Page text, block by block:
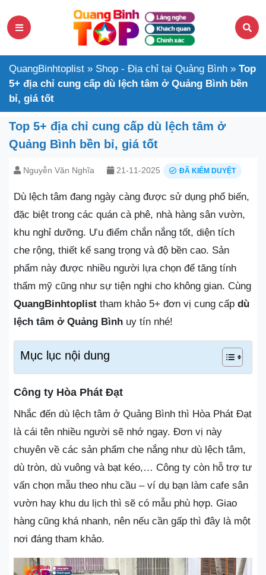
QuangBinhtoplist » Shop - Địa chỉ tại Quảng Bình » Top
5+ địa chỉ cung cấp dù lệch tâm ở Quảng Bình bền
bỉ, giá tốt
Top 5+ địa chỉ cung cấp dù lệch tâm ở
Quảng Bình bền bỉ, giá tốt
Nguyễn Văn Nghĩa 21-11-2025 ĐÃ KIỂM DUYỆT
Dù lệch tâm đang ngày càng được sử dụng phổ biến,
đặc biệt trong các quán cà phê, nhà hàng sân vườn,
khu nghỉ dưỡng. Ưu điểm chắn nắng tốt, diện tích
che rộng, thiết kế sang trọng và độ bền cao. Sản
phẩm này được nhiều người lựa chọn để tăng tính
thẩm mỹ cũng như sự tiện nghi cho không gian. Cùng
QuangBinhtoplist tham khảo 5+ đơn vị cung cấp dù
lệch tâm ở Quảng Bình uy tín nhé!
Mục lục nội dung
Công ty Hòa Phát Đạt
Nhắc đến dù lệch tâm ở Quảng Bình thì Hòa Phát Đạt
là cái tên nhiều người sẽ nhớ ngay. Đơn vị này
chuyên về các sản phẩm che nắng như dù lệch tâm,
dù tròn, dù vuông và bạt kéo,… Công ty còn hỗ trợ tư
vấn chọn mẫu theo nhu cầu – ví dụ bạn làm cafe sân
vườn hay khu du lịch thì sẽ có mẫu phù hợp. Giao
hàng cũng khá nhanh, nên nếu cần gấp thì đây là một
nơi đáng tham khảo.